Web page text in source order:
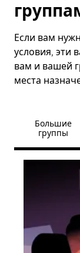
Если вам
условия, эти
вам и вашей
места
Большие
группы